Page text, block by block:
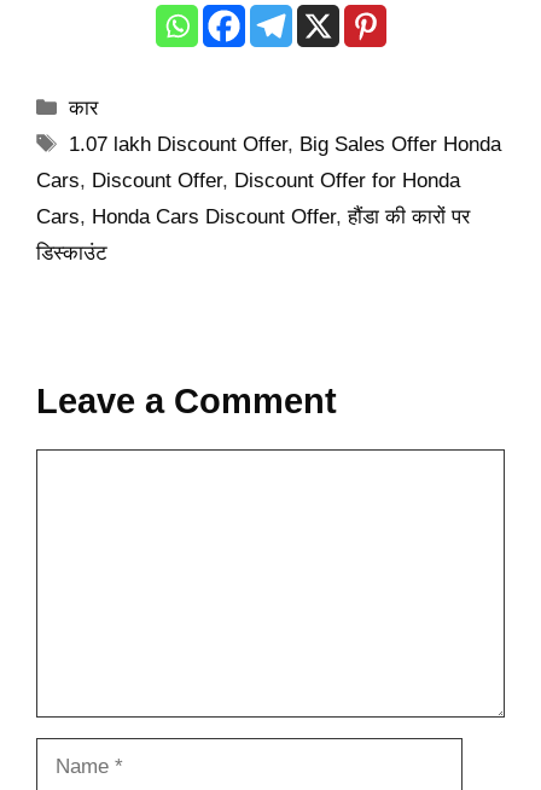
Categories
कार
Tags
1.07 lakh Discount Offer, Big Sales Offer Honda
Cars, Discount Offer, Discount Offer for Honda
Cars, Honda Cars Discount Offer,हौंडा की कारों पर
डिस्काउंट
Leave a Comment